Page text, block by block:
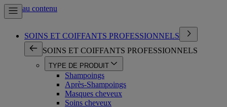
Aller au contenu
SOINS ET COIFFANTS PROFESSIONNELS
SOINS ET COIFFANTS PROFESSIONNELS
TYPE DE PRODUIT
Shampoings
Après-Shampoings
Masques cheveux
Soins cheveux